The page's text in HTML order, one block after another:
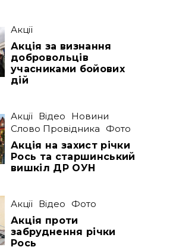
Акції
Акція за визнання
добровольців
учасниками бойових
дій
Акції Відео
Новини
Слово Провідника
Фото
Акція на захист річки
Рось та старшинський
вишкіл ДР ОУН
Акції Відео
Фото
Акція проти
забруднення річки
Рось